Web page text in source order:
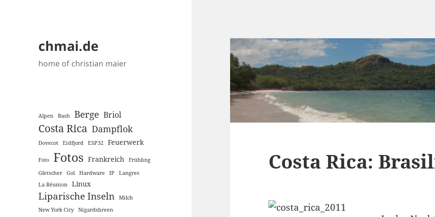
chmai.de
home of christian maier
Alpen Bash Berge Briol
Costa Rica Dampflok
Dovecot Eidfjord ESP32 Feuerwerk
Foto Fotos Frankreich
Frühling
Gletscher
Gol Hardware IP
Langres
La Réunion
Linux
Liparische Inseln
Milch
New York City
Nigardsbreen
Costa Rica: